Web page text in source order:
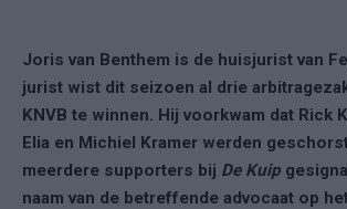
Joris van Benthem is de huisjurist van
jurist wist dit seizoen al drie
KNVB te winnen. Hij voorkwam dat Rick
Elia en Michiel Kramer werden
meerdere supporters bij De Kuip
naam van de betreffende advocaat op